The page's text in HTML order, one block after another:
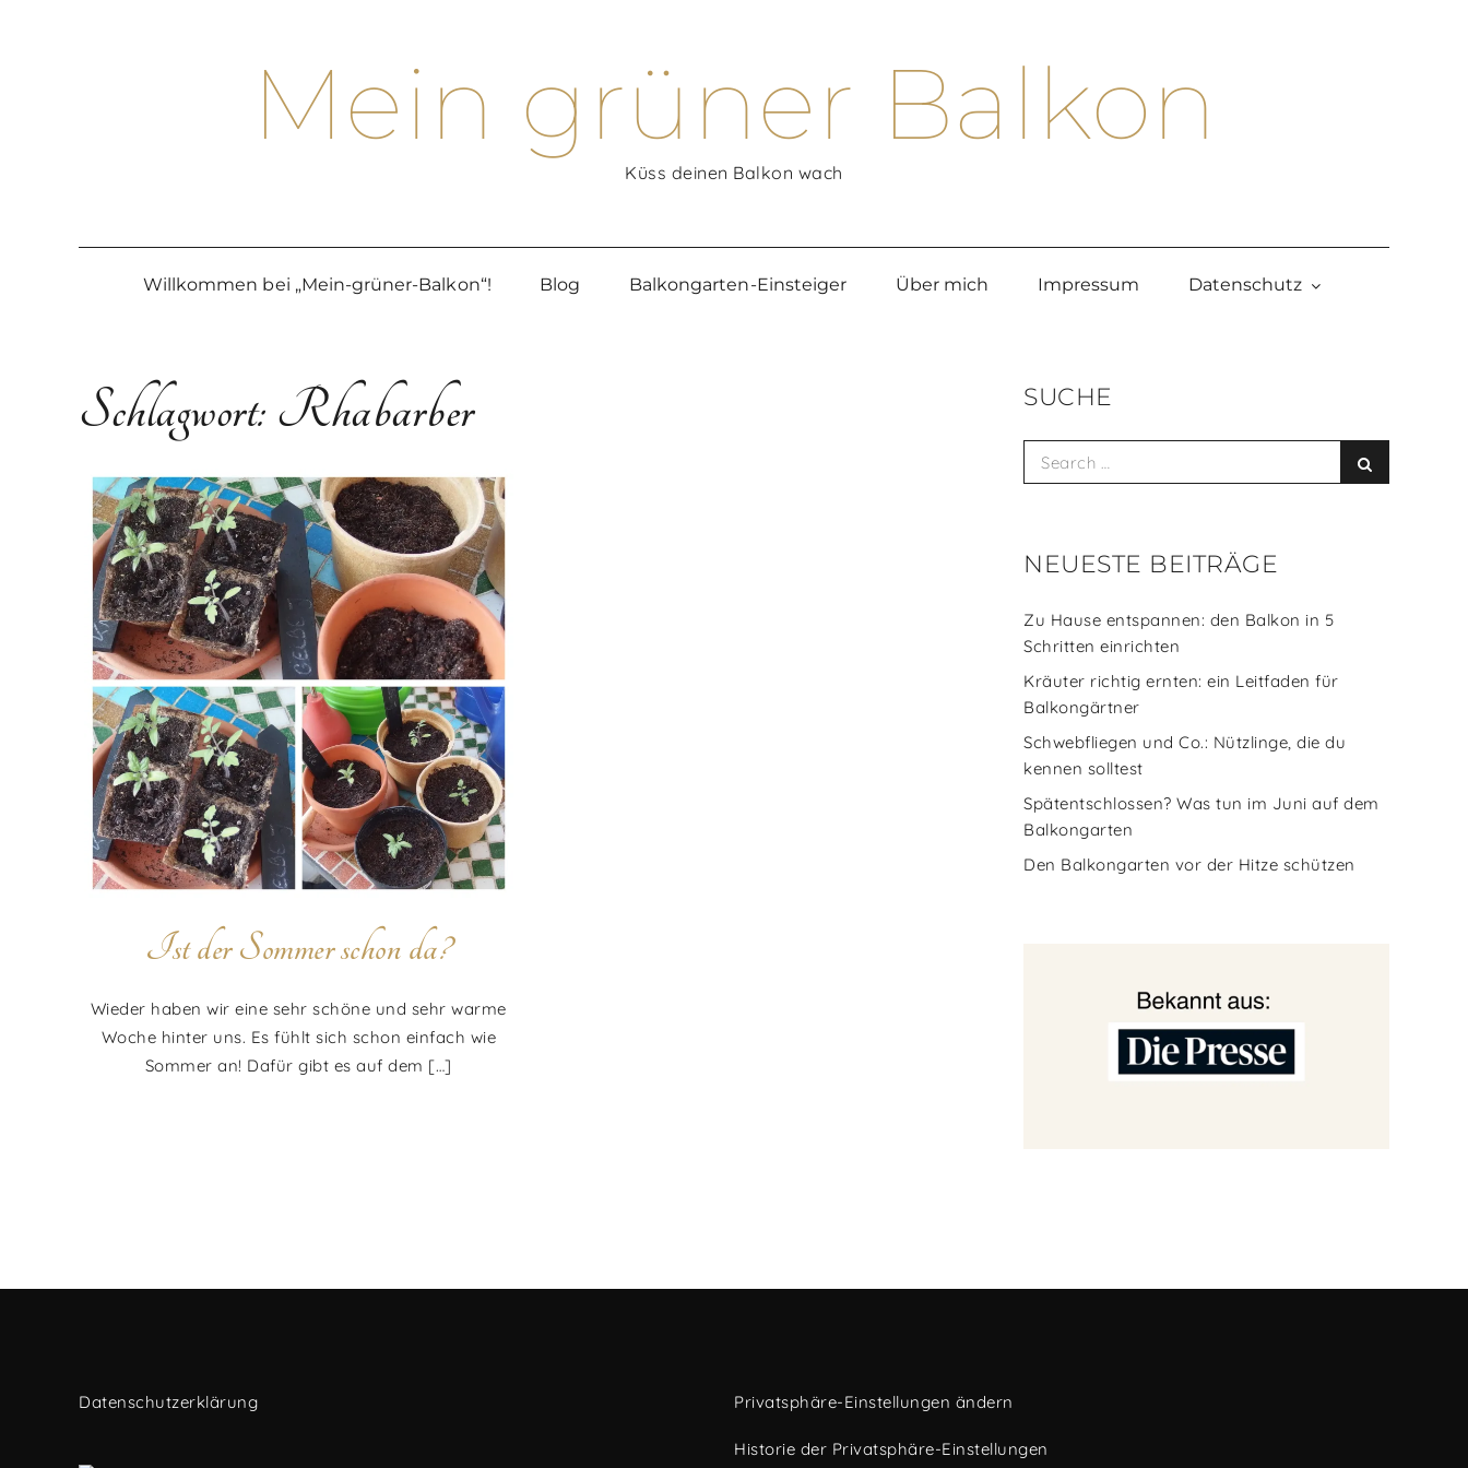
Mein grüner Balkon
Küss deinen Balkon wach
Willkommen bei „Mein-grüner-Balkon“! Blog Balkongarten-Einsteiger Über mich Impressum Datenschutz
Schlagwort: Rhabarber
Ist der Sommer schon da?
Wieder haben wir eine sehr schöne und sehr warme
Woche hinter uns. Es fühlt sich schon einfach wie
Sommer an! Dafür gibt es auf dem […]
SUCHE
Search
for:
NEUESTE BEITRÄGE
Zu Hause entspannen: den Balkon in 5
Schritten einrichten
Kräuter richtig ernten: ein Leitfaden für
Balkongärtner
Schwebfliegen und Co.: Nützlinge, die du
kennen solltest
Spätentschlossen? Was tun im Juni auf dem
Balkongarten
Den Balkongarten vor der Hitze schützen
Datenschutzerklärung Privatsphäre-Einstellungen ändern
Historie der Privatsphäre-Einstellungen